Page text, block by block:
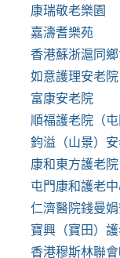
康瑞敬老樂園
嘉濤耆樂苑
香港蘇浙滬同
如意護理安老院
富康安老院
順福護老院（
鈞溢（山景）
康和東方護老院
屯門康和護老
仁濟醫院錢曼
寶興（寶田）
香港穆斯林聯